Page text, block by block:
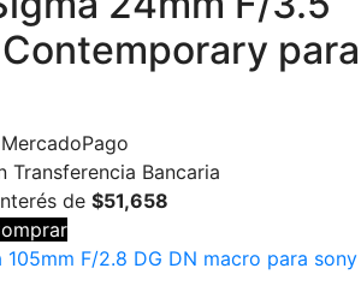
Contemporary para
Transferencia Bancaria
de $51,658